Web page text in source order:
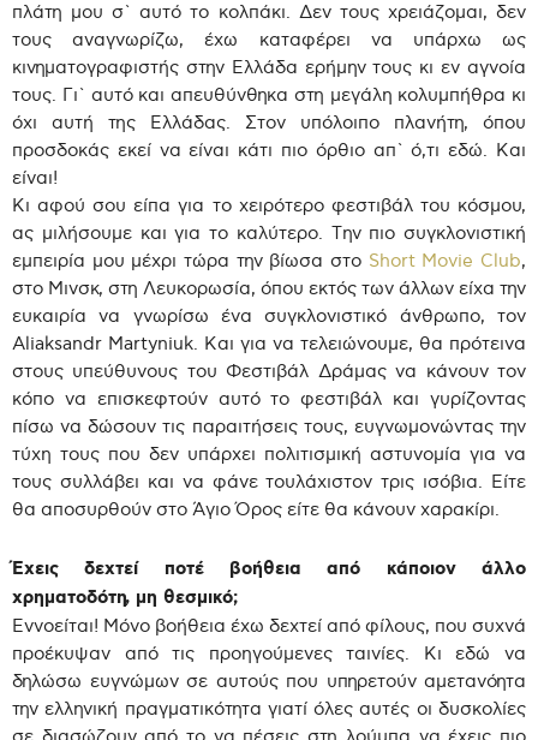
πλάτη μου σ` αυτό το κολπάκι. Δεν τους χρειάζομαι, δεν
τους αναγνωρίζω, έχω καταφέρει να υπάρχω ως
κινηματογραφιστής στην Ελλάδα ερήμην τους κι εν αγνοία
τους. Γι` αυτό και απευθύνθηκα στη μεγάλη κολυμπήθρα κι
όχι αυτή της Ελλάδας. Στον υπόλοιπο πλανήτη, όπου
προσδοκάς εκεί να είναι κάτι πιο όρθιο απ` ό,τι εδώ. Και
είναι!
Κι αφού σου είπα για το χειρότερο φεστιβάλ του κόσμου,
ας μιλήσουμε και για το καλύτερο. Την πιο συγκλονιστική
εμπειρία μου μέχρι τώρα την βίωσα στο Short Movie Club,
στο Μινσκ, στη Λευκορωσία, όπου εκτός των άλλων είχα την
ευκαιρία να γνωρίσω ένα συγκλονιστικό άνθρωπο, τον
Aliaksandr Martyniuk. Και για να τελειώνουμε, θα πρότεινα
στους υπεύθυνους του Φεστιβάλ Δράμας να κάνουν τον
κόπο να επισκεφτούν αυτό το φεστιβάλ και γυρίζοντας
πίσω να δώσουν τις παραιτήσεις τους, ευγνωμονώντας την
τύχη τους που δεν υπάρχει πολιτισμική αστυνομία για να
τους συλλάβει και να φάνε τουλάχιστον τρις ισόβια. Είτε
θα αποσυρθούν στο Άγιο Όρος είτε θα κάνουν χαρακίρι.
Έχεις δεχτεί ποτέ βοήθεια από κάποιον άλλο
χρηματοδότη, μη θεσμικό;
Εννοείται! Μόνο βοήθεια έχω δεχτεί από φίλους, που συχνά
προέκυψαν από τις προηγούμενες ταινίες. Κι εδώ να
δηλώσω ευγνώμων σε αυτούς που υπηρετούν αμετανόητα
την ελληνική πραγματικότητα γιατί όλες αυτές οι δυσκολίες